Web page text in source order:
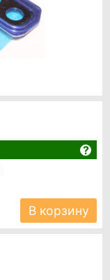
В корзину